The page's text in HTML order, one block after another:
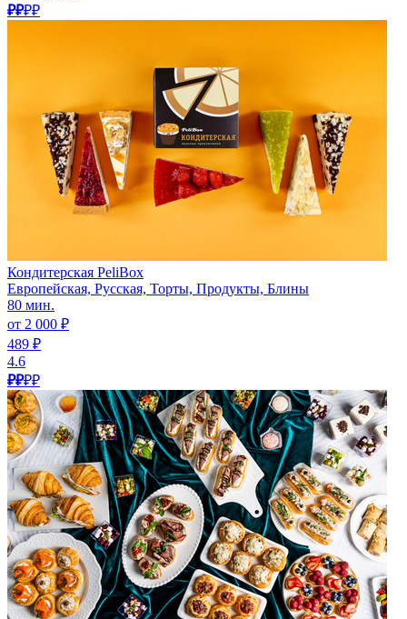
₽₽₽₽
Кондитерская PeliBox
Европейская, Русская, Торты, Продукты, Блины
80 мин.
от 2 000 ₽
489 ₽
4.6
₽₽₽₽